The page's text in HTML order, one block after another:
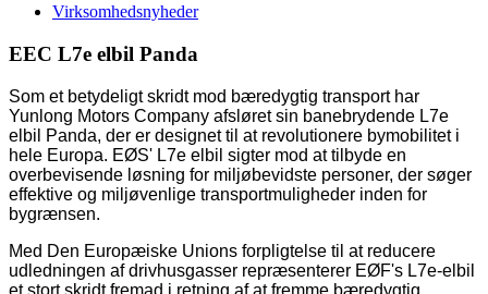
Virksomhedsnyheder
EEC L7e elbil Panda
Som et betydeligt skridt mod bæredygtig transport har
Yunlong Motors Company afsløret sin banebrydende L7e
elbil Panda, der er designet til at revolutionere bymobilitet i
hele Europa. EØS' L7e elbil sigter mod at tilbyde en
overbevisende løsning for miljøbevidste personer, der søger
effektive og miljøvenlige transportmuligheder inden for
bygrænsen.
Med Den Europæiske Unions forpligtelse til at reducere
udledningen af ​​drivhusgasser repræsenterer EØF's L7e-elbil
et stort skridt fremad i retning af at fremme bæredygtig